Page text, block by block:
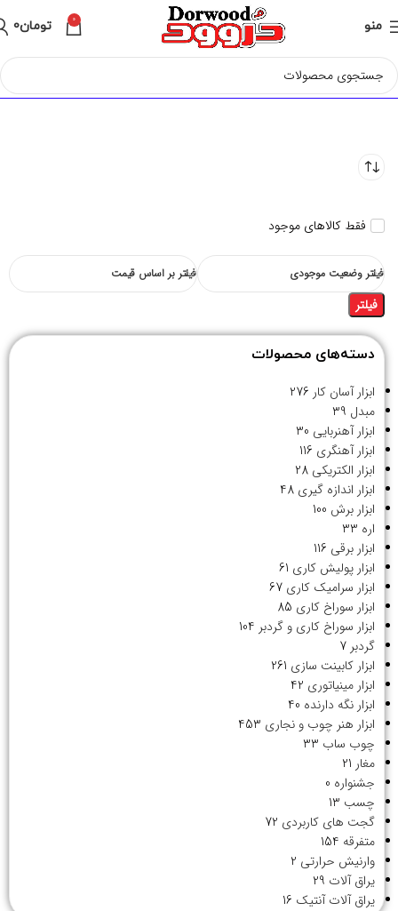
منو 0 تومان0
فقط کالاهای موجود
فیلتر وضعیت موجودی فیلتر بر اساس قیمت
فیلتر
دسته‌های محصولات
ابزار آسان کار 276
مبدل 39
ابزار آهنربایی 30
ابزار آهنگری 116
ابزار الکتریکی 28
ابزار اندازه گیری 48
ابزار برش 100
اره 33
ابزار برقی 116
ابزار پولیش کاری 61
ابزار سرامیک کاری 67
ابزار سوراخ کاری 85
ابزار سوراخ کاری و گردبر 104
گردبر 7
ابزار کابینت سازی 261
ابزار مینیاتوری 42
ابزار نگه دارنده 40
ابزار هنر چوب و نجاری 453
چوب ساب 33
مغار 21
جشنواره 0
چسب 13
گجت های کاربردی 72
متفرقه 154
وارنیش حرارتی 2
یراق آلات 29
یراق آلات آنتیک 16